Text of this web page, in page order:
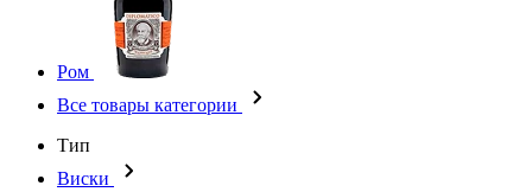
Ром
Все товары категории
Тип
Виски